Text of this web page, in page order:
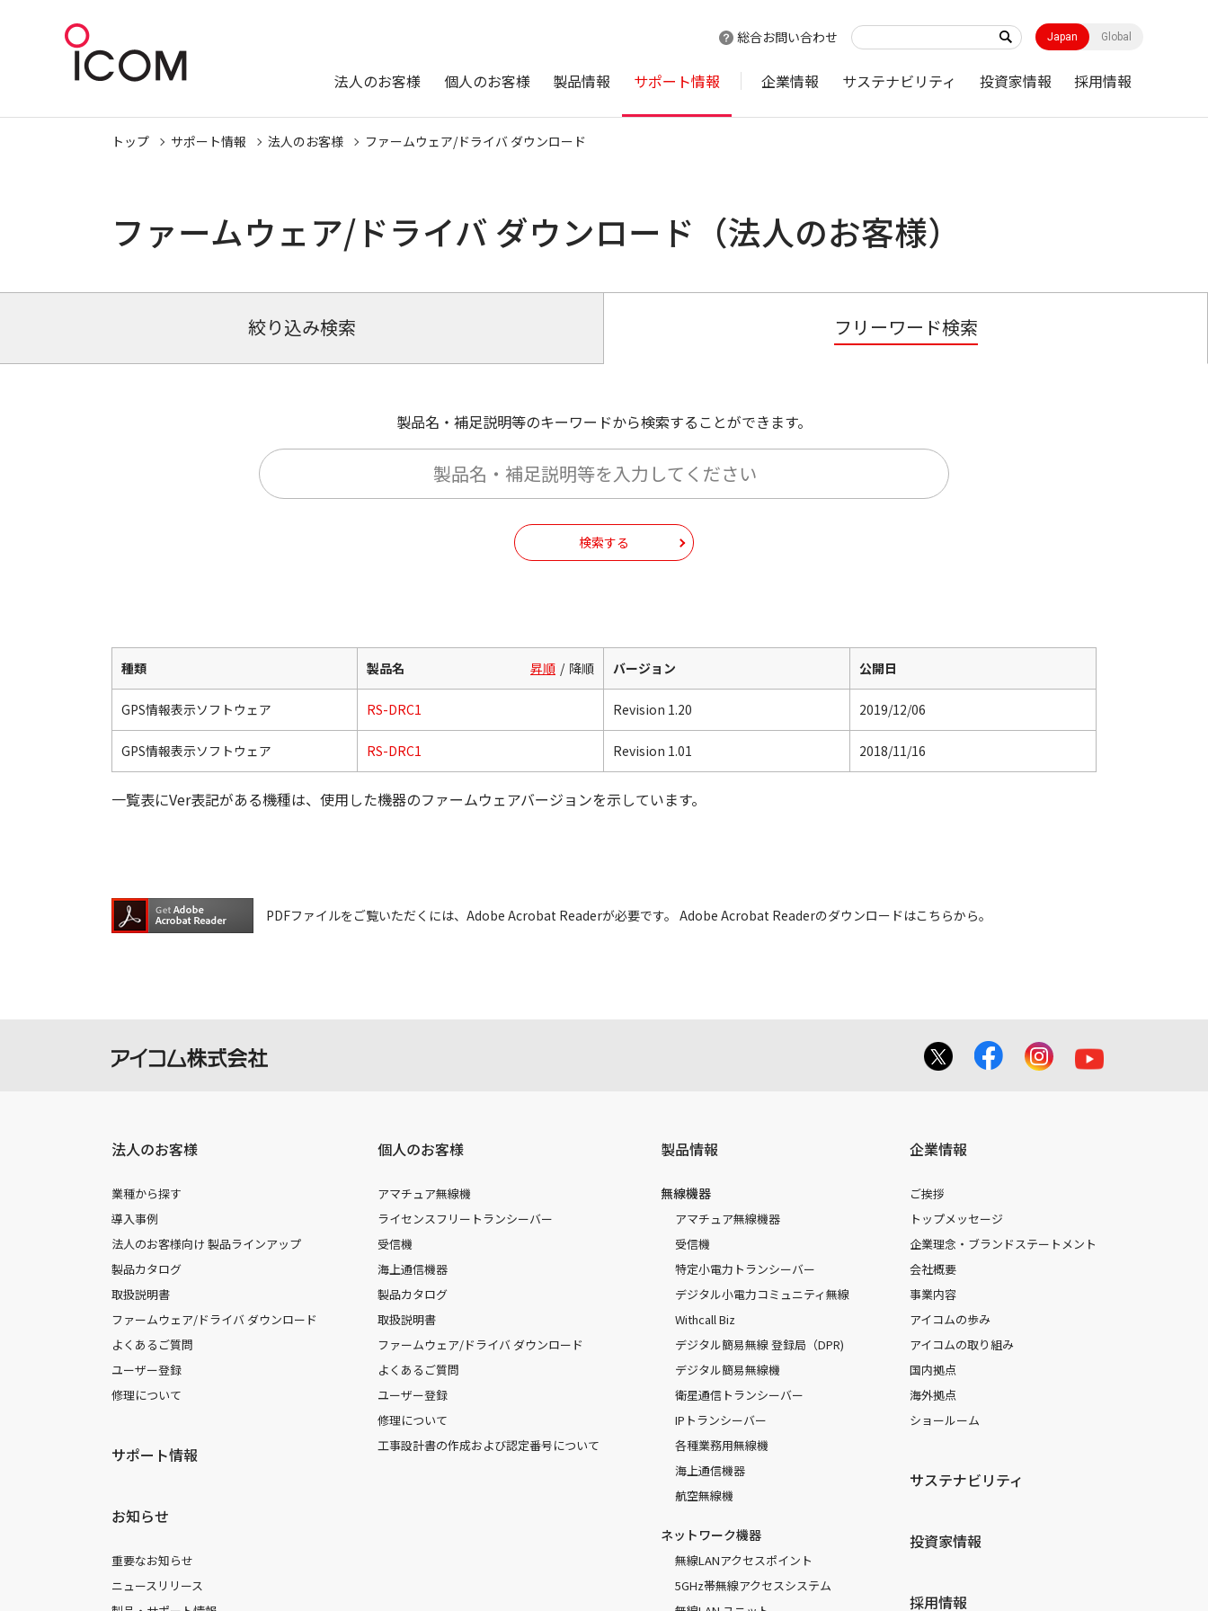
総合お問い合わせ Japan Global
法人のお客様 個人のお客様 製品情報 サポート情報 企業情報 サステナビリティ 投資家情報 採用情報
トップ サポート情報 法人のお客様 ファームウェア/ドライバ ダウンロード
ファームウェア/ドライバ ダウンロード（法人のお客様）
絞り込み検索 フリーワード検索
製品名・補足説明等のキーワードから検索することができます。
検索する
種類 製品名 昇順 降順 バージョン 公開日
GPS情報表示ソフトウェア RS-DRC1 Revision 1.20 2019/12/06
GPS情報表示ソフトウェア RS-DRC1 Revision 1.01 2018/11/16
一覧表にVer表記がある機種は、使用した機器のファームウェアバージョンを示しています。
PDFファイルをご覧いただくには、Adobe Acrobat Readerが必要です。 Adobe Acrobat Readerのダウンロードはこちらから。
法人のお客様
業種から探す
導入事例
法人のお客様向け 製品ラインアップ
製品カタログ
取扱説明書
ファームウェア/ドライバ ダウンロード
よくあるご質問
ユーザー登録
修理について
サポート情報
お知らせ
重要なお知らせ
ニュースリリース
個人のお客様
アマチュア無線機
ライセンスフリートランシーバー
受信機
海上通信機器
製品カタログ
取扱説明書
ファームウェア/ドライバ ダウンロード
よくあるご質問
ユーザー登録
修理について
工事設計書の作成および認定番号について
製品情報
無線機器
アマチュア無線機器
受信機
特定小電力トランシーバー
デジタル小電力コミュニティ無線
Withcall Biz
デジタル簡易無線 登録局（DPR)
デジタル簡易無線機
衛星通信トランシーバー
IPトランシーバー
各種業務用無線機
海上通信機器
航空無線機
ネットワーク機器
無線LANアクセスポイント
5GHz帯無線アクセスシステム
企業情報
ご挨拶
トップメッセージ
企業理念・ブランドステートメント
会社概要
事業内容
アイコムの歩み
アイコムの取り組み
国内拠点
海外拠点
ショールーム
サステナビリティ
投資家情報
採用情報